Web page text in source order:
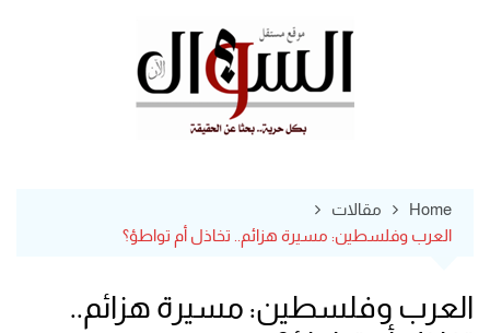
Home
مقالات
العرب وفلسطين: مسيرة هزائم.. تخاذل أم تواطؤ؟
العرب وفلسطين: مسيرة هزائم..